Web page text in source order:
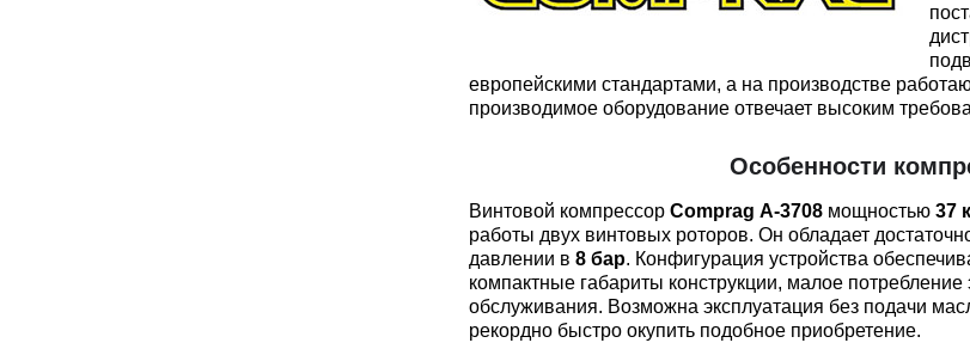
европейскими стандартами, а на производстве
производимое оборудование отвечает высоким
Особенности
Винтовой компрессор Comprag А-3708 мощностью 37
работы двух винтовых роторов. Он обладает
давлении в 8 бар. Конфигурация устройства
компактные габариты конструкции, малое
обслуживания. Возможна эксплуатация без подачи
рекордно быстро окупить подобное приобретение.